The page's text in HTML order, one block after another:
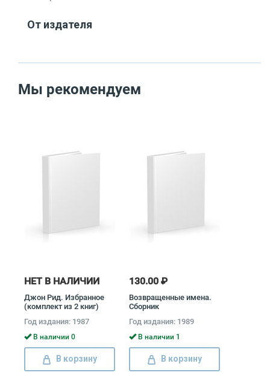
От издателя
Мы рекомендуем
НЕТ В НАЛИЧИИ
Джон Рид. Избранное
(комплект из 2 книг)
Год издания: 1987
В наличии 0
В корзину
130.00 ₽
Возвращенные имена.
Сборник
статей (комплект из 2
книг)
Год издания: 1989
В наличии 1
В корзину